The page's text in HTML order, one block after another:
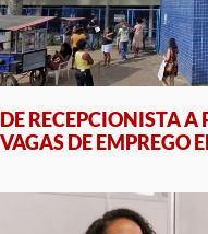
DE RECEPCIONISTA
VAGAS DE EMPREGO